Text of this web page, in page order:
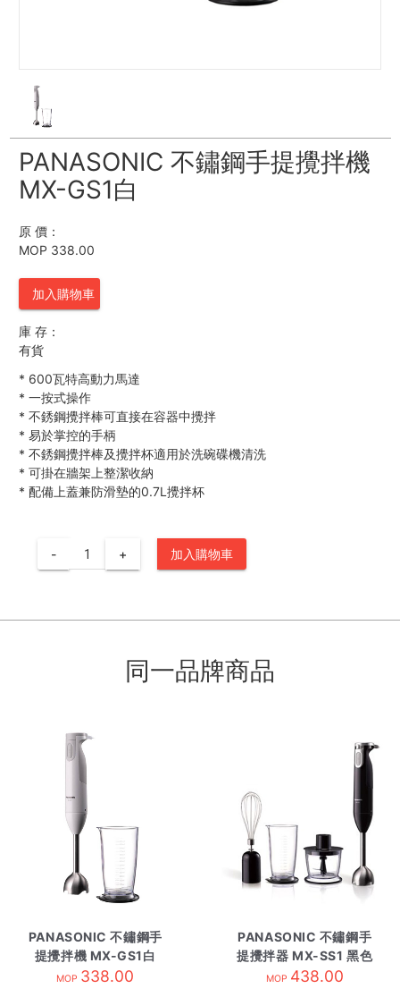
PANASONIC 不鏽鋼手提攪拌機
MX-GS1白
原 價：
MOP 338.00
加入購物車
庫 存：
有貨
* 600瓦特高動力馬達
* 一按式操作
* 不銹鋼攪拌棒可直接在容器中攪拌
* 易於掌控的手柄
* 不銹鋼攪拌棒及攪拌杯適用於洗碗碟機清洗
* 可掛在牆架上整潔收納
* 配備上蓋兼防滑墊的0.7L攪拌杯
- + 加入購物車
同一品牌商品
PANASONIC 不鏽鋼手
提攪拌機 MX-GS1白
MOP 338.00
PANASONIC 不鏽鋼手
提攪拌器 MX-SS1 黑色
MOP 438.00